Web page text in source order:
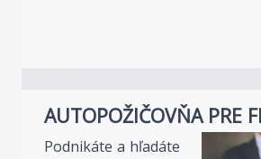
AUTOPOŽIČOVŇA PRE
Podnikáte a hľadáte